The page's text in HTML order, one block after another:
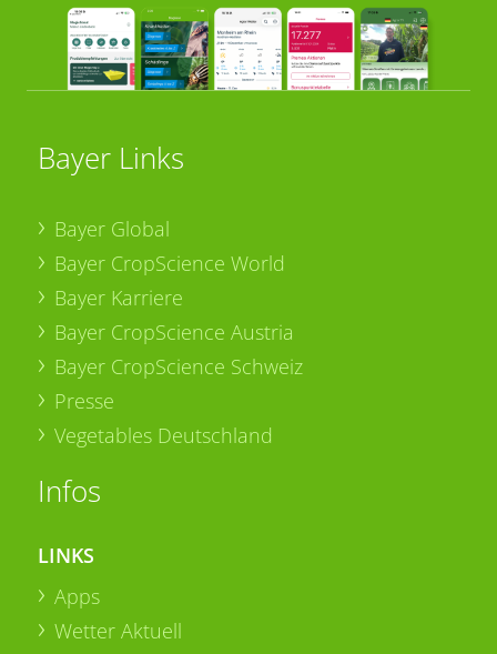
Bayer Links
Bayer Global
Bayer CropScience World
Bayer Karriere
Bayer CropScience Austria
Bayer CropScience Schweiz
Presse
Vegetables Deutschland
Infos
LINKS
Apps
Wetter Aktuell